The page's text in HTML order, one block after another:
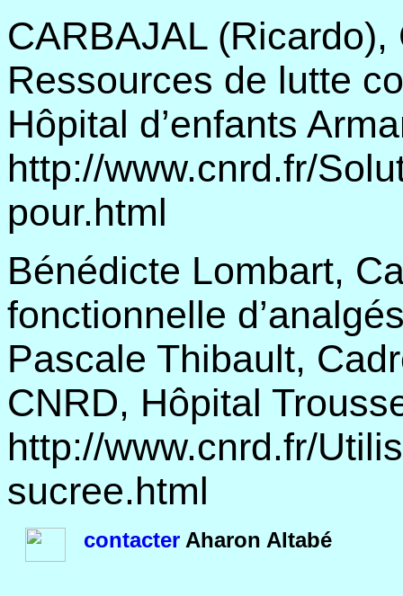
CARBAJAL
Ressources de lutte
Hôpital d’enfants
http://www.cnrd.fr/
pour.html
Bénédicte Lombart,
fonctionnelle
Pascale Thibault,
CNRD, Hôpital
http://www.cnrd.fr/
sucree.html
contacter Aharon Altabé